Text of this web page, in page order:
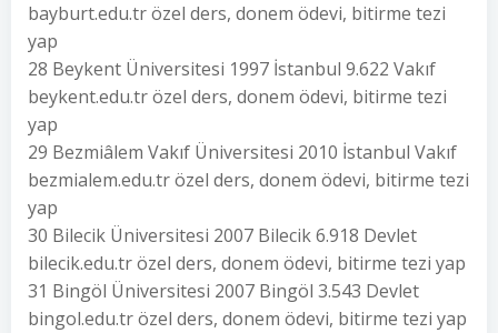
bayburt.edu.tr özel ders, donem ödevi, bitirme tezi
yap
28 Beykent Üniversitesi 1997 İstanbul 9.622 Vakıf
beykent.edu.tr özel ders, donem ödevi, bitirme tezi
yap
29 Bezmiâlem Vakıf Üniversitesi 2010 İstanbul Vakıf
bezmialem.edu.tr özel ders, donem ödevi, bitirme tezi
yap
30 Bilecik Üniversitesi 2007 Bilecik 6.918 Devlet
bilecik.edu.tr özel ders, donem ödevi, bitirme tezi yap
31 Bingöl Üniversitesi 2007 Bingöl 3.543 Devlet
bingol.edu.tr özel ders, donem ödevi, bitirme tezi yap